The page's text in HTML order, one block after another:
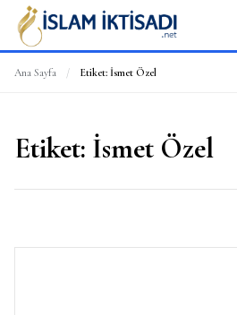
Ana Sayfa / Etiket: İsmet Özel
Etiket: İsmet Özel